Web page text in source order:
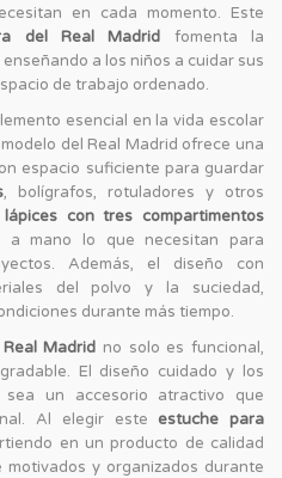
en cada momento. Este
del Real Madrid fomenta la
a los niños a cuidar sus
de trabajo ordenado.
esencial en la vida escolar
del Real Madrid ofrece una
espacio suficiente para guardar
, bolígrafos, rotuladores y otros
con tres compartimentos
a mano lo que necesitan para
Además, el diseño con
del polvo y la suciedad,
durante más tiempo.
Madrid no solo es funcional,
El diseño cuidado y los
un accesorio atractivo que
Al elegir este estuche para
en un producto de calidad
y organizados durante